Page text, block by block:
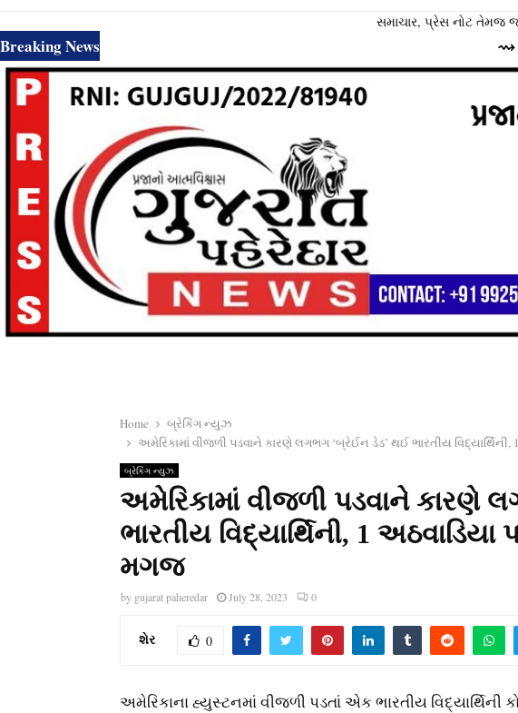
સમાચાર, પ્રેસ નોટ તેમજ
Breaking News ⇝
Home
બ્રેકિંગ ન્યુઝ
અમેરિકામાં વીજળી પડવાને કારણે લગભગ ‘બ્રેઈન ડેડ’ થઈ ભારતીય
બ્રેકિંગ ન્યુઝ
અમેરિકામાં વીજળી પડવાને કારણે
ભારતીય વિદ્યાર્થિની, 1 અઠવાડિયા
મગજ
by gujarat paheredar July 28, 2023 0
શેર 0
અમેરિકાના હ્યુસ્ટનમાં વીજળી પડતાં એક ભારતીય વિદ્યાર્થિની